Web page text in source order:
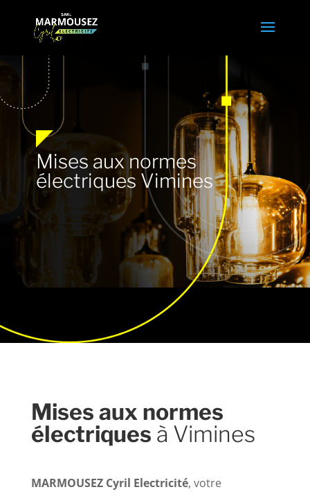
Mises aux normes
électriques Vimines
Mises aux normes
électriques à Vimines
MARMOUSEZ Cyril Electricité, votre